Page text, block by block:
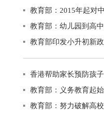
教育部：2015年起对
教育部：幼儿园到高
教育部印发小升初新
香港帮助家长预防孩
教育部：义务教育起
教育部：努力破解高